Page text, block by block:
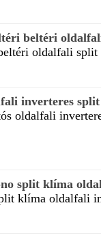
beltéri
oldalfali
inverteres
oldalfali
split klíma
klíma oldalfali